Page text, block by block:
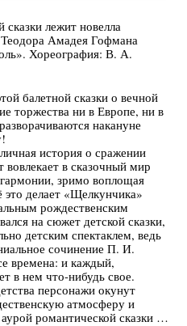
сказки лежит новелла
Амадея Гофмана
Хореография: В. А.
балетной сказки о вечной
торжества ни в Европе, ни в
накануне
история о сражении
в сказочный мир
зримо воплощая
делает «Щелкунчика»
рождественским
на сюжет детской сказки,
детским спектаклем, ведь
сочинение П. И.
времена: и каждый,
в нем что-нибудь свое.
персонажи окунут
атмосферу и
романтической сказки …